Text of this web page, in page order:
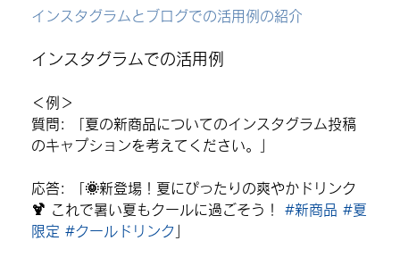
インスタグラムとブログでの活用例の紹介
インスタグラムでの活用例
＜例 ＞
質問 : 「夏の新商品についてのインスタグラム投稿
のキャプションを考えてください。」
応答: 「🌞新登場！夏にぴったりの爽やかドリンク
🍹 これで暑い夏もクールに過ごそう！ #新商品 #夏
限定 #クールドリンク